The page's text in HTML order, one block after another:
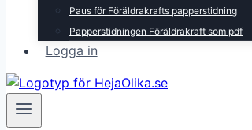
Paus för Föräldrakrafts papperstidning
Papperstidningen Föräldrakraft som pdf
Logga in